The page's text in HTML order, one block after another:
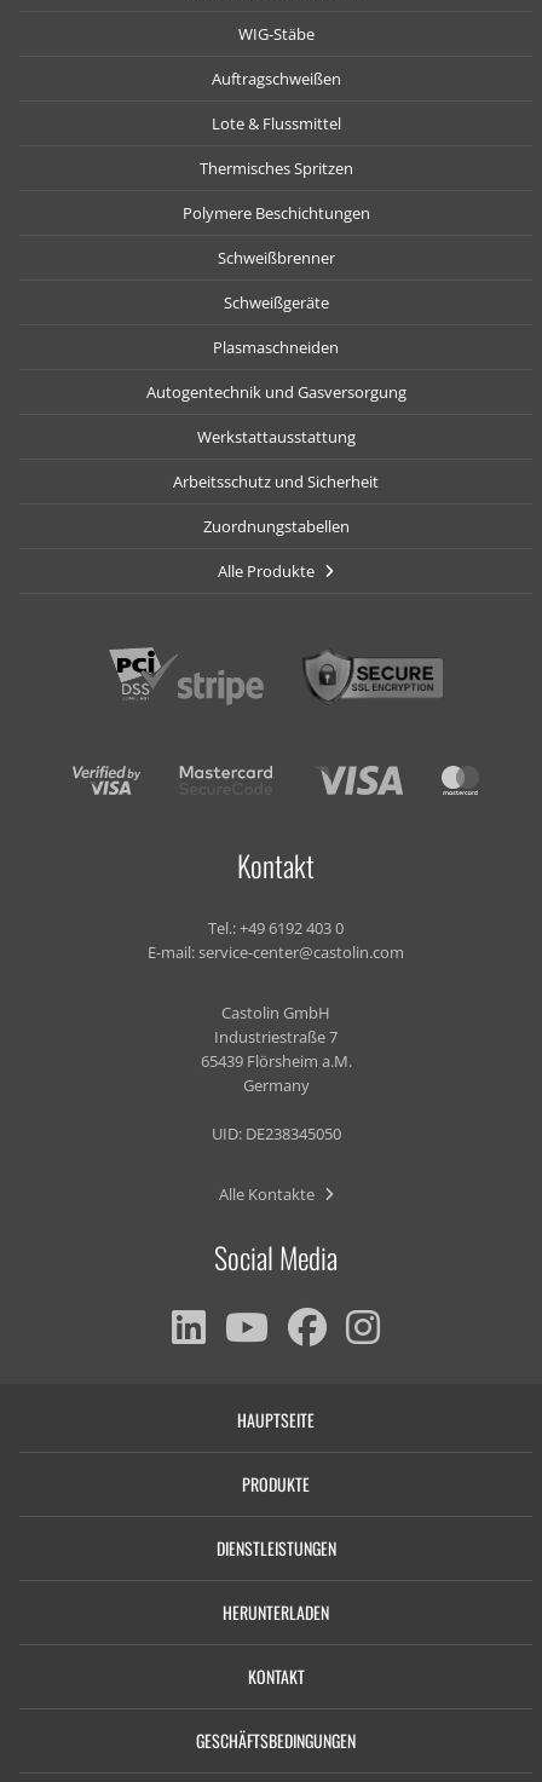
WIG-Stäbe
Auftragschweißen
Lote & Flussmittel
Thermisches Spritzen
Polymere Beschichtungen
Schweißbrenner
Schweißgeräte
Plasmaschneiden
Autogentechnik und Gasversorgung
Werkstattausstattung
Arbeitsschutz und Sicherheit
Zuordnungstabellen
Alle Produkte
Kontakt
Tel.:+49 6192 403 0
E-mail:service-center@castolin.com
Castolin GmbH
Industriestraße 7
65439 Flörsheim a.M.
Germany
UID: DE238345050
Alle Kontakte
Social Media
HAUPTSEITE
PRODUKTE
DIENSTLEISTUNGEN
HERUNTERLADEN
KONTAKT
GESCHÄFTSBEDINGUNGEN